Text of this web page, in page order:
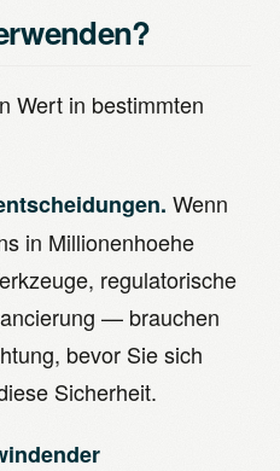
Wert in bestimmten
Wenn
in Millionenhoehe
regulatorische
— brauchen
bevor Sie sich
Sicherheit.